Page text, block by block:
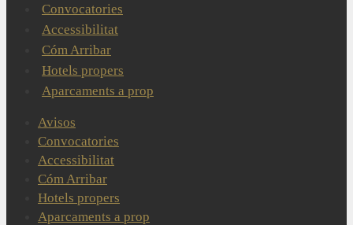
Convocatories
Accessibilitat
Cóm Arribar
Hotels propers
Aparcaments a prop
Avisos
Convocatories
Accessibilitat
Cóm Arribar
Hotels propers
Aparcaments a prop